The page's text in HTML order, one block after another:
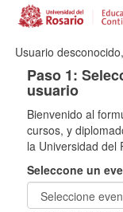
Usuario
Paso 1:
usuario
Bienvenido al
cursos, y
la Universidad del
Seleccone un